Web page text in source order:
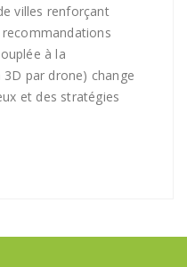
villes renforçant
recommandations
à la
par drone) change
et des stratégies